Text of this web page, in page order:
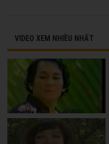
VIDEO XEM NHIỀU NHẤT